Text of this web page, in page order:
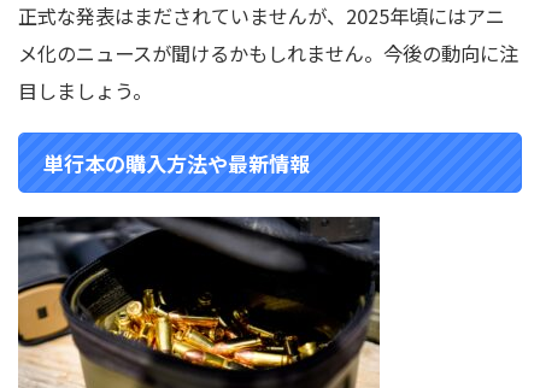
正式な発表はまだされていませんが、2025年頃にはアニ
メ化のニュースが聞けるかもしれません。今後の動向に注
目しましょう。
単行本の購入方法や最新情報